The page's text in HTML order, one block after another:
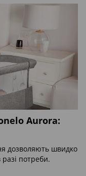
Aurora:
дозволяють швидко
потреби.